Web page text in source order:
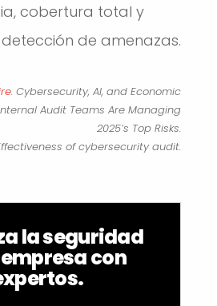
cobertura total y
de amenazas.
. Cybersecurity, AI, and Economic
Audit Teams Are Managing
2025’s Top Risks.
of cybersecurity audit.
la seguridad
con